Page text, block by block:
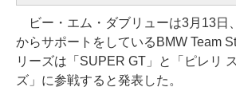
ビー・エム・ダブリューは3月13日
からサポートをしているBMW Team
リーズは「SUPER GT」と「ピレリ
ズ」に参戦すると発表した。